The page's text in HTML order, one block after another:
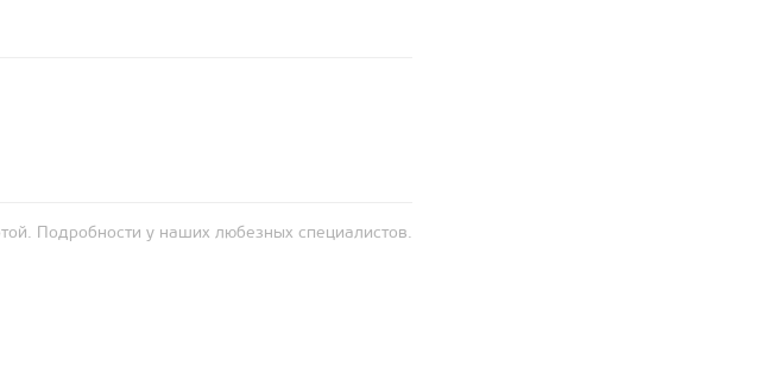
Подробности у наших любезных специалистов.